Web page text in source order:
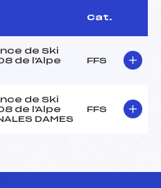
Cat.
de Ski
de l'Alpe
FFS
de Ski
de l'Alpe
DAMES
FFS